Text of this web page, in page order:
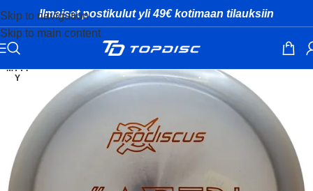
Skip to navigation
Skip to main content
Ilmaiset postikulut yli 49€ kotimaan tilauksiin
MYYT
Y